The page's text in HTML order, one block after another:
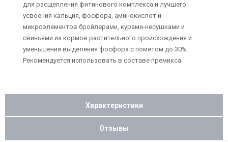
для расщепления фитинового комплекса и лучшего
усвоения кальция, фосфора, аминокислот и
микроэлементов бройлерами, курами-несушками и
свиньями из кормов растительного происхождения и
уменьшения выделения фосфора с пометом до 30%.
Рекомендуется использовать в составе премикса
Характеристики
Отзывы